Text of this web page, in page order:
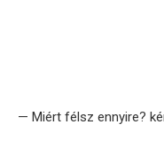
— Miért félsz ennyire?